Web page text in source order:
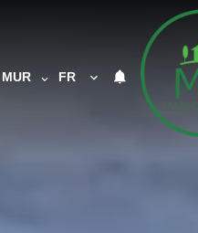
MUR FR